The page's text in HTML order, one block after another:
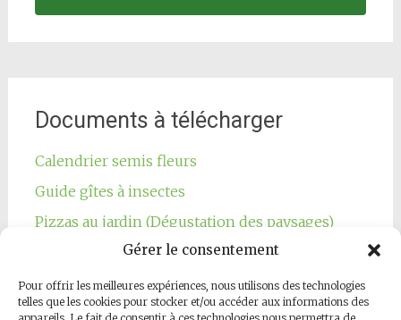
Gérer le consentement
Pour offrir les meilleures expériences, nous utilisons des technologies
telles que les cookies pour stocker et/ou accéder aux informations des
Documents à télécharger
Calendrier semis fleurs
Guide gîtes à insectes
Pizzas au jardin (Dégustation des paysages)